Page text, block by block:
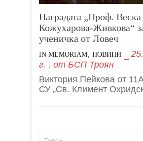
Наградата „Проф. Веска
Кожухарова-Живкова“
ученичка от Ловеч
IN MEMORIAM, НОВИНИ
г. , от БСП Троян
Виктория Пейкова от
СУ „Св. Климент